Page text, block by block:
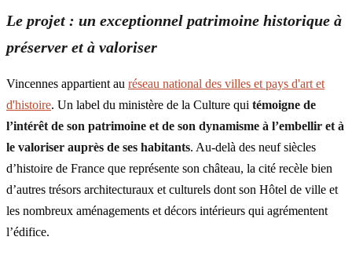
Le projet : un exceptionnel patrimoine historique à
préserver et à valoriser
Vincennes appartient au réseau national des villes et pays d'art et
d'histoire. Un label du ministère de la Culture qui témoigne de
l’intérêt de son patrimoine et de son dynamisme à l’embellir et à
le valoriser auprès de ses habitants. Au-delà des neuf siècles
d’histoire de France que représente son château, la cité recèle bien
d’autres trésors architecturaux et culturels dont son Hôtel de ville et
les nombreux aménagements et décors intérieurs qui agrémentent
l’édifice.